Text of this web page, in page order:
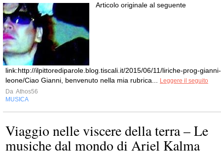
Articolo originale al seguente
link:http://ilpittorediparole.blog.tiscali.it/2015/06/11/liriche-prog-gianni-
leone/Ciao Gianni, benvenuto nella mia rubrica...
Leggere il seguito
Da Athos56
MUSICA
Viaggio nelle viscere della terra – Le
musiche dal mondo di Ariel Kalma